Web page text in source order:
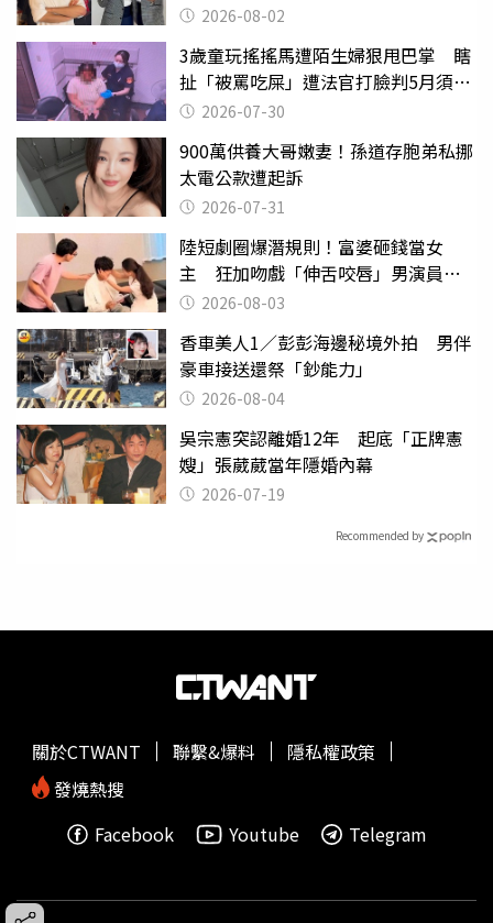
2026-08-02
3歲童玩搖搖馬遭陌生婦狠甩巴掌 瞎
扯「被罵吃屎」遭法官打臉判5月須入
監 2026-07-30
900萬供養大哥嫩妻！孫道存胞弟私挪
太電公款遭起訴
2026-07-31
陸短劇圈爆潛規則！富婆砸錢當女
主 狂加吻戲「伸舌咬唇」男演員崩
潰 2026-08-03
香車美人1／彭彭海邊秘境外拍 男伴
豪車接送還祭「鈔能力」
2026-08-04
吳宗憲突認離婚12年 起底「正牌憲
嫂」張葳葳當年隱婚內幕
2026-07-19
Recommended by
關於CTWANT 聯繫&爆料
隱私權政策
發燒熱搜
Facebook
Youtube Telegram